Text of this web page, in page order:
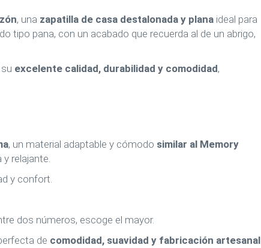
, una zapatilla de casa destalonada y plana ideal para
tipo pana, con un acabado que recuerda al de un abrigo,
excelente calidad, durabilidad y comodidad,
, un material adaptable y cómodo similar al Memory
y relajante.
y confort.
dos números, escoge el mayor.
de comodidad, suavidad y fabricación artesanal